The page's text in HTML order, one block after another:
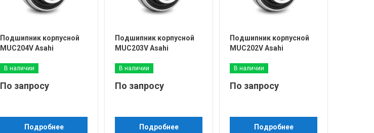
Подшипник корпусной
MUC204V Asahi
В наличии
По запросу
Подробнее
Подшипник корпусной
MUC203V Asahi
В наличии
По запросу
Подробнее
Подшипник корпусной
MUC202V Asahi
В наличии
По запросу
Подробнее